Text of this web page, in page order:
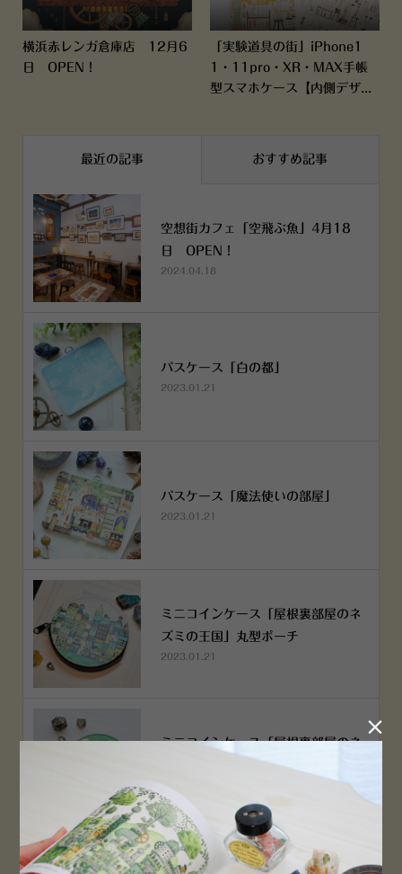
横浜赤レンガ倉庫店 12月6
日 OPEN！
「実験道具の街」iPhone1
1・11pro・XR・MAX手帳
型スマホケース【内側デザ...
最近の記事 おすすめ記事
空想街カフェ「空飛ぶ魚」4月18
日 OPEN！
2024.04.18
パスケース「白の都」
2023.01.21
パスケース「魔法使いの部屋」
2023.01.21
ミニコインケース「屋根裏部屋のネ
ズミの王国」丸型ポーチ
2023.01.21
ミニコインケース「屋根裏部屋のネ
ズミの王国」丸型ポーチ
横浜赤レンガ倉庫店 12月6日 O
